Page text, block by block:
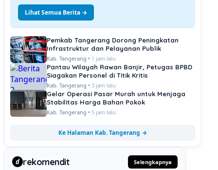
Lihat Semua Berita →
Pemkab Tangerang Dorong Peningkatan
Infrastruktur dan Pelayanan Publik
Kab. Tangerang • 1 jam lalu
Pantau Wilayah Rawan Banjir, Petugas BPBD
Siagakan Personel di Titik Kritis
Kab. Tangerang • 3 jam lalu
Gelar Operasi Pasar Murah untuk Menjaga
Stabilitas Harga Bahan Pokok
Kab. Tangerang • 5 jam lalu
Ke Halaman Kab. Tangerang →
d rekomendit Selengkapnya